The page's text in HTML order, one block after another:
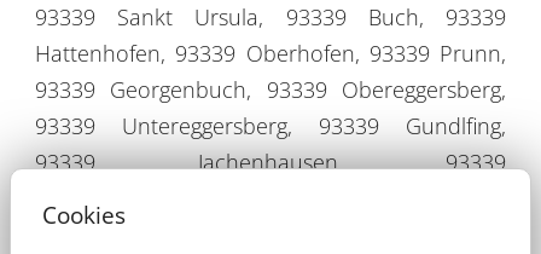
93339 Sankt Ursula, 93339 Buch, 93339
Hattenhofen, 93339 Oberhofen, 93339 Prunn,
93339 Georgenbuch, 93339 Obereggersberg,
93339 Untereggersberg, 93339 Gundlfing,
93339 Jachenhausen, 93339
Cookies